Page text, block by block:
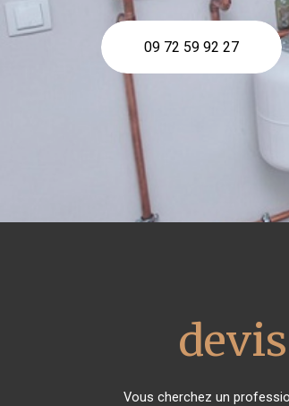
09 72 59 92 27
Vous cherchez un